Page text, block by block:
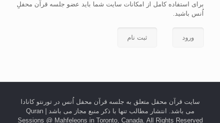
برای استفاده کامل از امکانات سایت شما باید عضو جلسه قرآن محفلِ
اُنس باشید.
ورود ثبت نام
سایت قرآن محفل متعلق به جلسه قرآن محفل اُنس در تورنتو کانادا
می باشد. انتشار مطالب تنها با ذکر منبع مجاز می باشد | Quran
Sessions @ Mahfeleons in Toronto, Canada. All Rights Reserved